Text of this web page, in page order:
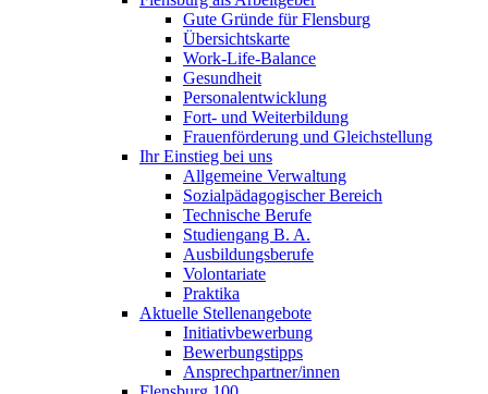
Gute Gründe für Flensburg
Übersichtskarte
Work-Life-Balance
Gesundheit
Personalentwicklung
Fort- und Weiterbildung
Frauenförderung und Gleichstellung
Ihr Einstieg bei uns
Allgemeine Verwaltung
Sozialpädagogischer Bereich
Technische Berufe
Studiengang B. A.
Ausbildungsberufe
Volontariate
Praktika
Aktuelle Stellenangebote
Initiativbewerbung
Bewerbungstipps
Ansprechpartner/innen